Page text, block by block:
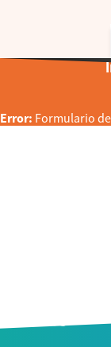
Error: Formulario
CONTACTO